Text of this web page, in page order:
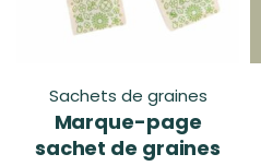
Sachets de graines
Marque-page
sachet de graines